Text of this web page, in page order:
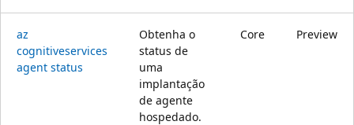
az
cognitiveservices
agent status
Obtenha o
status de
uma
implantação
de agente
hospedado.
Core Preview